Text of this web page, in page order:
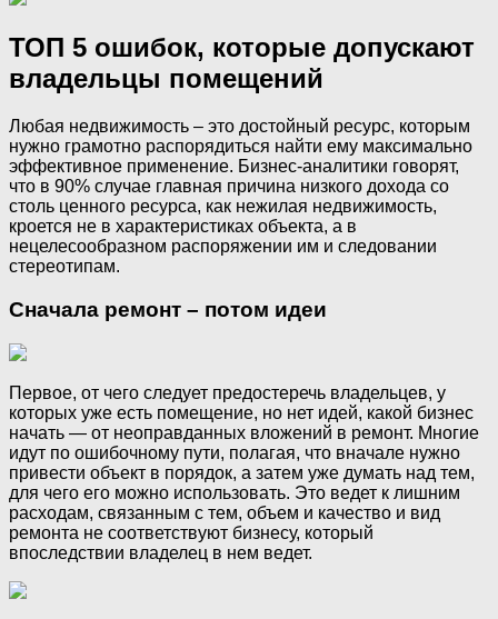
ТОП 5 ошибок, которые допускают
владельцы помещений
Любая недвижимость – это достойный ресурс, которым
нужно грамотно распорядиться найти ему максимально
эффективное применение. Бизнес-аналитики говорят,
что в 90% случае главная причина низкого дохода со
столь ценного ресурса, как нежилая недвижимость,
кроется не в характеристиках объекта, а в
нецелесообразном распоряжении им и следовании
стереотипам.
Сначала ремонт – потом идеи
Первое, от чего следует предостеречь владельцев, у
которых уже есть помещение, но нет идей, какой бизнес
начать — от неоправданных вложений в ремонт. Многие
идут по ошибочному пути, полагая, что вначале нужно
привести объект в порядок, а затем уже думать над тем,
для чего его можно использовать. Это ведет к лишним
расходам, связанным с тем, объем и качество и вид
ремонта не соответствуют бизнесу, который
впоследствии владелец в нем ведет.